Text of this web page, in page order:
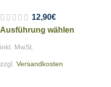
12,90€
Ausführung wählen
inkl. MwSt.
zzgl. Versandkosten